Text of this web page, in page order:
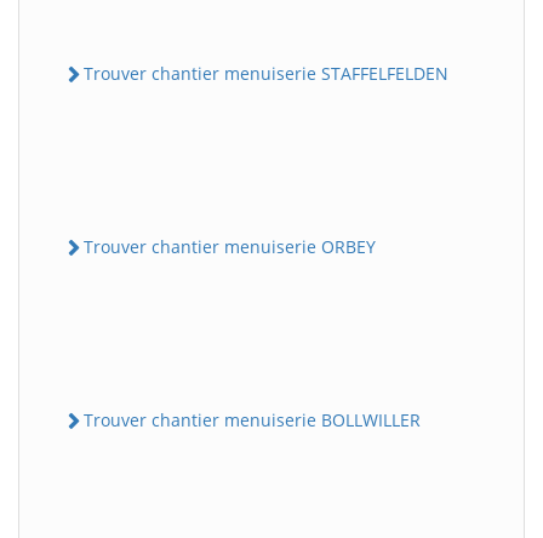
Trouver chantier menuiserie STAFFELFELDEN
Trouver chantier menuiserie ORBEY
Trouver chantier menuiserie BOLLWILLER